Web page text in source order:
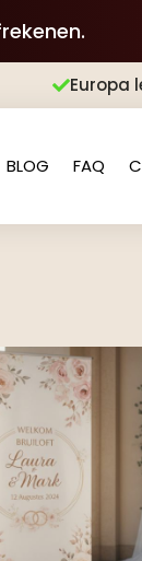
Europa
BLOG FAQ